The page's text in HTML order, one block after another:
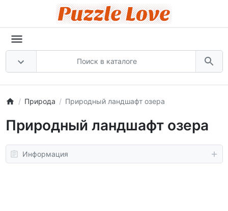
Природа Природный ландшафт озера
Природный ландшафт озера
Информация